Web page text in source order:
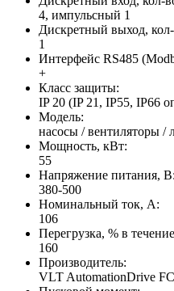
4, импульсный 1
Дискретный выход,
1
Интерфейс RS485
+
Класс защиты:
IP 20 (IP 21, IP55, IP66
Модель:
насосы / вентиляторы
Мощность, кВт:
55
Напряжение питания, В:
380-500
Номинальный ток, А:
106
Перегрузка, % в
160
Производитель:
VLT AutomationDrive